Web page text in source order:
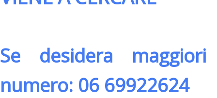
Se desidera
numero: 06 69922624